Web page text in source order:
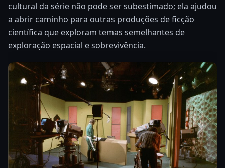
cultural da série não pode ser subestimado; ela ajudou
a abrir caminho para outras produções de ficção
científica que exploram temas semelhantes de
exploração espacial e sobrevivência.